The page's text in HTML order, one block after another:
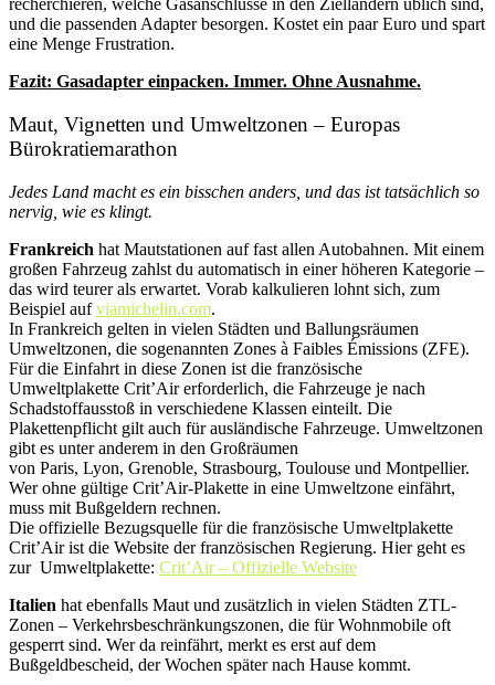
recherchieren, welche Gasanschlüsse in den Zielländern üblich sind,
und die passenden Adapter besorgen. Kostet ein paar Euro und spart
eine Menge Frustration.
Fazit: Gasadapter einpacken. Immer. Ohne Ausnahme.
Maut, Vignetten und Umweltzonen – Europas
Bürokratiemarathon
Jedes Land macht es ein bisschen anders, und das ist tatsächlich so
nervig, wie es klingt.
Frankreich hat Mautstationen auf fast allen Autobahnen. Mit einem
großen Fahrzeug zahlst du automatisch in einer höheren Kategorie –
das wird teurer als erwartet. Vorab kalkulieren lohnt sich, zum
Beispiel aufviamichelin.com.
In Frankreich gelten in vielen Städten und Ballungsräumen
Umweltzonen, die sogenannten Zones à Faibles Émissions (ZFE).
Für die Einfahrt in diese Zonen ist die französische
Umweltplakette Crit’Air erforderlich, die Fahrzeuge je nach
Schadstoffausstoß in verschiedene Klassen einteilt. Die
Plakettenpflicht gilt auch für ausländische Fahrzeuge. Umweltzonen
gibt es unter anderem in den Großräumen
von Paris, Lyon, Grenoble, Strasbourg, Toulouse und Montpellier.
Wer ohne gültige Crit’Air-Plakette in eine Umweltzone einfährt,
muss mit Bußgeldern rechnen.
Die offizielle Bezugsquelle für die französische Umweltplakette
Crit’Air ist die Website der französischen Regierung. Hier geht es
zur Umweltplakette: Crit’Air – Offizielle Website
Italien hat ebenfalls Maut und zusätzlich in vielen Städten ZTL-
Zonen – Verkehrsbeschränkungszonen, die für Wohnmobile oft
gesperrt sind. Wer da reinfährt, merkt es erst auf dem
Bußgeldbescheid, der Wochen später nach Hause kommt.